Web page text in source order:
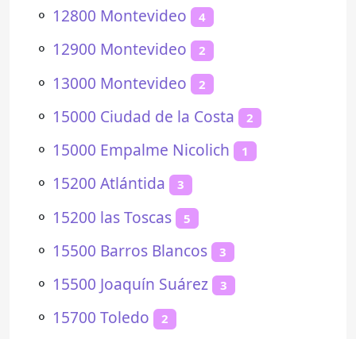
⚬ 12800 Montevideo 4
⚬ 12900 Montevideo 2
⚬ 13000 Montevideo 2
⚬ 15000 Ciudad de la Costa 2
⚬ 15000 Empalme Nicolich 1
⚬ 15200 Atlántida 3
⚬ 15200 las Toscas 5
⚬ 15500 Barros Blancos 3
⚬ 15500 Joaquín Suárez 3
⚬ 15700 Toledo 2